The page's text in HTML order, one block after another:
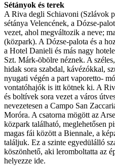
Sétányok és terek
A Riva degli Schiavoni (Szlávok
sétánya Velencének, a Dózse-
vezet, ahol megváltozik a neve;
(közpark). A Dózse-palota és a
a Hotel Danieli és más nagy
Szt. Márk-öbölre néznek. A
hidak sora szabdal, kávézókkal,
nyugati végén a part vaporetto-
vontatóhajók is itt kötnek ki. A
és boltívek sora vezet a város
nevezetesen a Campo San
Moróra. A csatorna mögött az
közpark található, meglehetősen
magas fái között a Biennale, a
találjuk. Ez a szinte egyedülálló
köszönhető, aki leromboltatta az
helyezze ide.